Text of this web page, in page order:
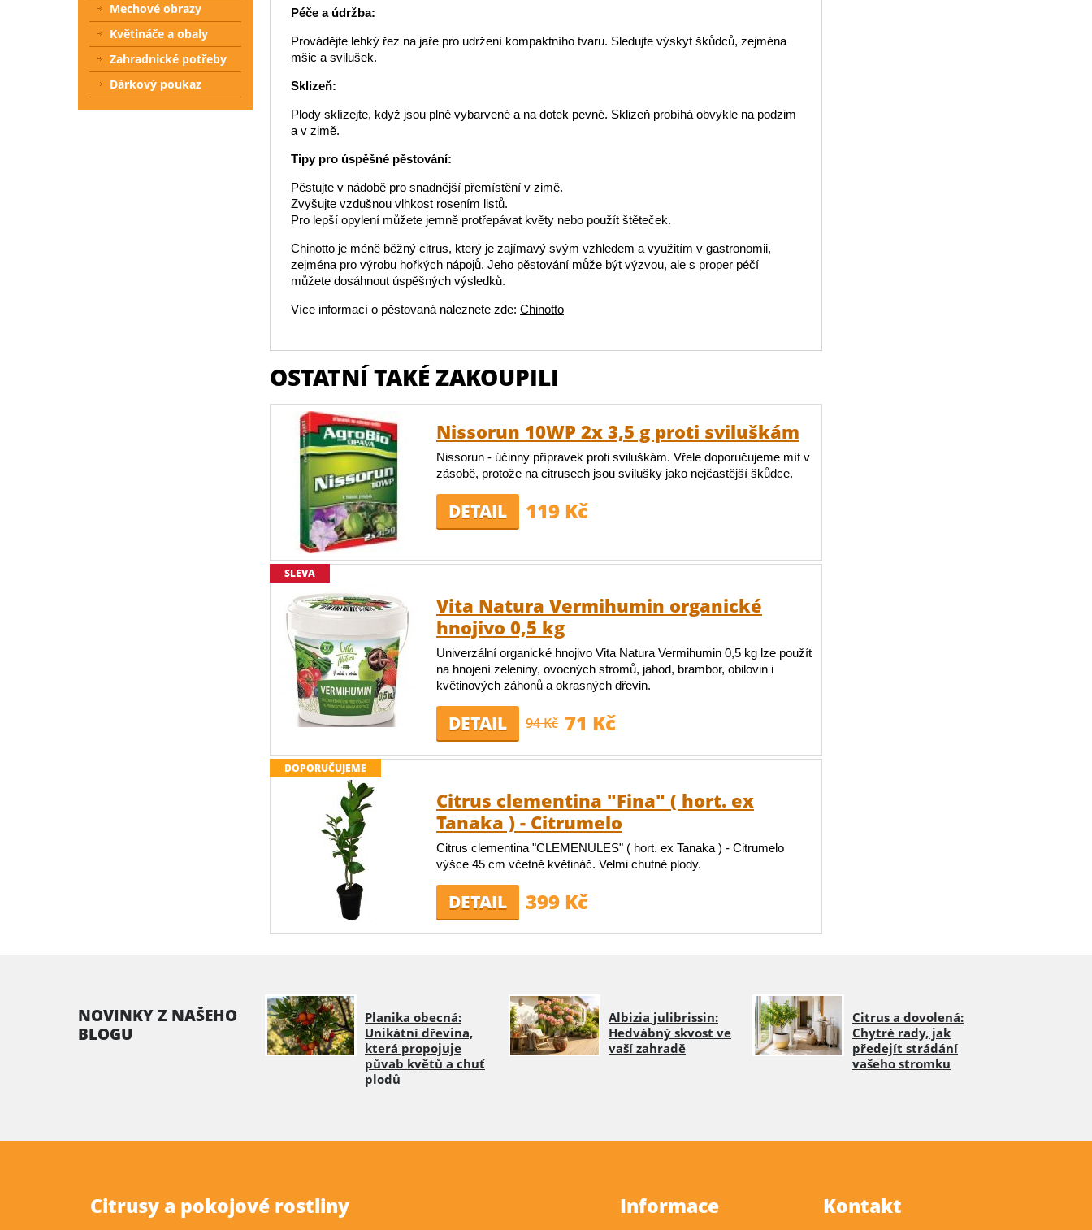
Péče a údržba:
Provádějte lehký řez na jaře pro udržení kompaktního tvaru. Sledujte výskyt škůdců, zejména
mšic a svilušek.
Sklizeň:
Plody sklízejte, když jsou plně vybarvené a na dotek pevné. Sklizeň probíhá obvykle na podzim
a v zimě.
Tipy pro úspěšné pěstování:
Pěstujte v nádobě pro snadnější přemístění v zimě.
Zvyšujte vzdušnou vlhkost rosením listů.
Pro lepší opylení můžete jemně protřepávat květy nebo použít štěteček.
Chinotto je méně běžný citrus, který je zajímavý svým vzhledem a využitím v gastronomii,
zejména pro výrobu hořkých nápojů. Jeho pěstování může být výzvou, ale s proper péčí
můžete dosáhnout úspěšných výsledků.
Více informací o pěstovaná naleznete zde: Chinotto
OSTATNÍ TAKÉ ZAKOUPILI
Nissorun 10WP 2x 3,5 g proti sviluškám
Nissorun - účinný přípravek proti sviluškám. Vřele doporučujeme mít v
zásobě, protože na citrusech jsou svilušky jako nejčastější škůdce.
DETAIL 119 Kč
SLEVA
Vita Natura Vermihumin organické
hnojivo 0,5 kg
Univerzální organické hnojivo Vita Natura Vermihumin 0,5 kg lze použít
na hnojení zeleniny, ovocných stromů, jahod, brambor, obilovin i
květinových záhonů a okrasných dřevin.
DETAIL 94 Kč 71 Kč
DOPORUČUJEME
Citrus clementina "Fina" ( hort. ex
Tanaka ) - Citrumelo
Citrus clementina "CLEMENULES" ( hort. ex Tanaka ) - Citrumelo
výšce 45 cm včetně květináč. Velmi chutné plody.
DETAIL 399 Kč
Mechové obrazy
Květináče a obaly
Zahradnické potřeby
Dárkový poukaz
NOVINKY Z NAŠEHO
BLOGU
Planika obecná:
Unikátní dřevina,
která propojuje
půvab květů a chuť
plodů
Albizia julibrissin:
Hedvábný skvost ve
vaší zahradě
Citrus a dovolená:
Chytré rady, jak
předejít strádání
vašeho stromku
Citrusy a pokojové rostliny Informace Kontakt